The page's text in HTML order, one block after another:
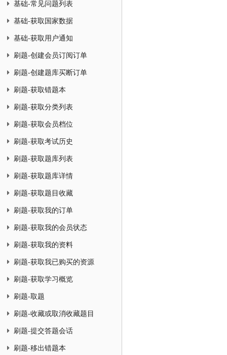
基础-常见问题列表
基础-获取国家数据
基础-获取用户通知
刷题-创建会员订阅订单
刷题-创建题库买断订单
刷题-获取错题本
刷题-获取分类列表
刷题-获取会员档位
刷题-获取考试历史
刷题-获取题库列表
刷题-获取题库详情
刷题-获取题目收藏
刷题-获取我的订单
刷题-获取我的会员状态
刷题-获取我的资料
刷题-获取我已购买的资源
刷题-获取学习概览
刷题-取题
刷题-收藏或取消收藏题目
刷题-提交答题会话
刷题-移出错题本